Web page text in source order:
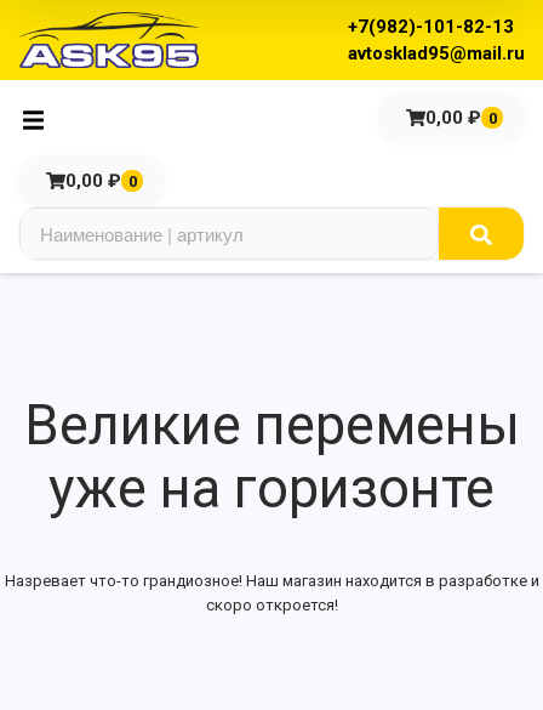
+7(982)-101-82-13
avtosklad95@mail.ru
0,00 ₽ 0
0,00 ₽ 0
Великие перемены
уже на горизонте
Назревает что-то грандиозное! Наш магазин находится в разработке и
скоро откроется!